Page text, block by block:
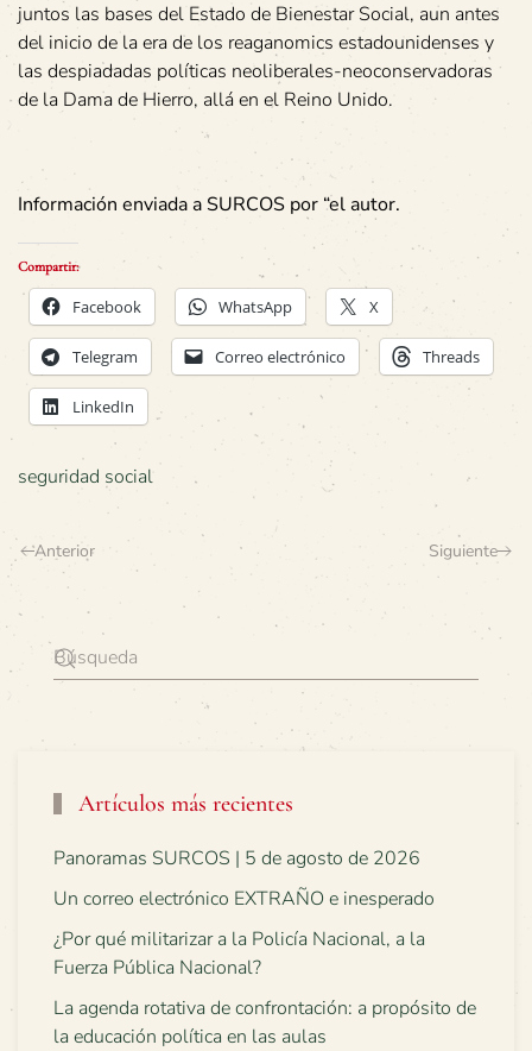
juntos las bases del Estado de Bienestar Social, aun antes
del inicio de la era de los reaganomics estadounidenses y
las despiadadas políticas neoliberales-neoconservadoras
de la Dama de Hierro, allá en el Reino Unido.
Información enviada a SURCOS por “el autor.
Compartir:
Facebook WhatsApp X
Telegram Correo electrónico Threads
LinkedIn
seguridad social
Anterior Siguiente
Artículos más recientes
Panoramas SURCOS | 5 de agosto de 2026
Un correo electrónico EXTRAÑO e inesperado
¿Por qué militarizar a la Policía Nacional, a la
Fuerza Pública Nacional?
La agenda rotativa de confrontación: a propósito de
la educación política en las aulas